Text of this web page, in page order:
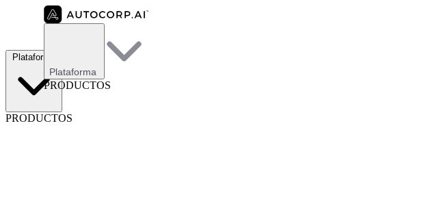
Plataforma
PRODUCTOS
Plataforma
PRODUCTOS